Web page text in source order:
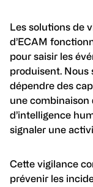
Les solutions de
d’ECAM
pour saisir les
produisent. Nous
dépendre des
une combinaison
d’intelligence
signaler une
Cette vigilance
prévenir les